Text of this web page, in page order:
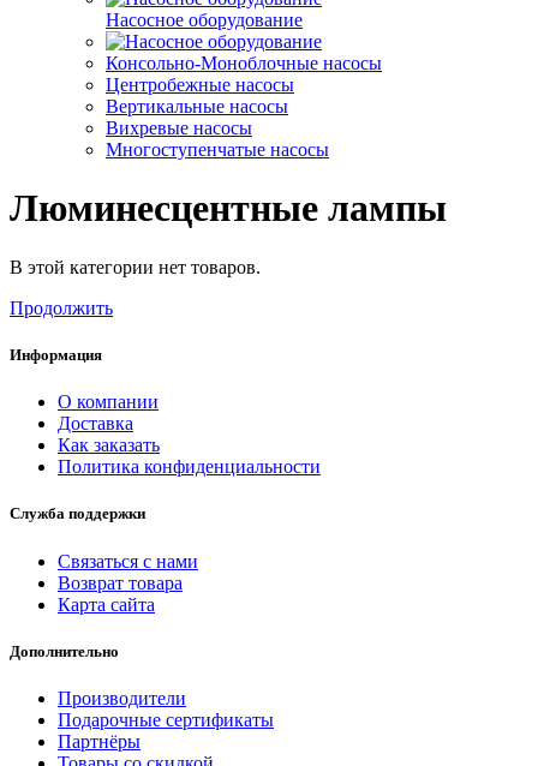
Насосное оборудование
Консольно-Моноблочные насосы
Центробежные насосы
Вертикальные насосы
Вихревые насосы
Многоступенчатые насосы
Люминесцентные лампы
В этой категории нет товаров.
Продолжить
Информация
О компании
Доставка
Как заказать
Политика конфиденциальности
Служба поддержки
Связаться с нами
Возврат товара
Карта сайта
Дополнительно
Производители
Подарочные сертификаты
Партнёры